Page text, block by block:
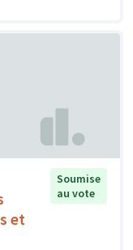
et
Soumise
au vote